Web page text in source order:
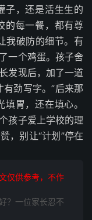
子，还是活生生的
的每一餐，都有尊
我破防的细节。有
一个鸡蛋。孩子舍
发现后，加了一道
劲写字。”后来那
胃，还在填心。
孩子爱上学校的理
，别让“计划”停在
仅供参考，不作
？一位家长忍不